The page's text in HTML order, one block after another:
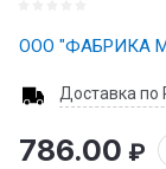
ООО "ФАБРИКА
Доставка по
786.00 ₽